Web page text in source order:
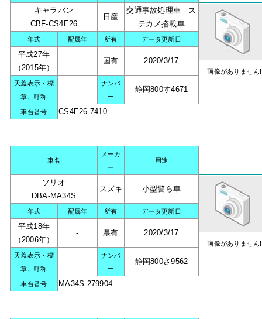
キャラバン
CBF-CS4E26
日産
交通事故処理車 ス
テカメ搭載車
画像がありません!
年式 配属年 所有 データ更新日
平成27年
（2015年）
- 国有 2020/3/17
天蓋表示・標
章、呼称
-
ナンバ
ー
静岡800す4671
車台番号 CS4E26-7410
車名
メーカ
ー
用途
ソリオ
DBA-MA34S
スズキ 小型警ら車
画像がありません!
年式 配属年 所有 データ更新日
平成18年
（2006年）
- 県有 2020/3/17
天蓋表示・標
章、呼称
-
ナンバ
ー
静岡800さ9562
車台番号 MA34S-279904